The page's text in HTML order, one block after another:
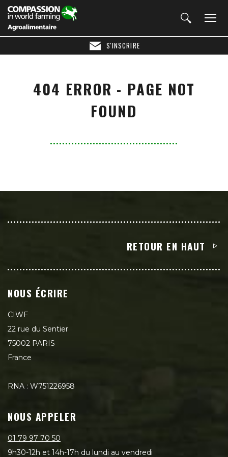
S'INSCRIRE
404 ERROR - PAGE NOT
FOUND
RETOUR EN HAUT
NOUS ÉCRIRE
CIWF
22 rue du Sentier
75002 PARIS
France
RNA : W751226958
NOUS APPELER
01 79 97 70 50
9h30-12h et 14h-17h du lundi au vendredi